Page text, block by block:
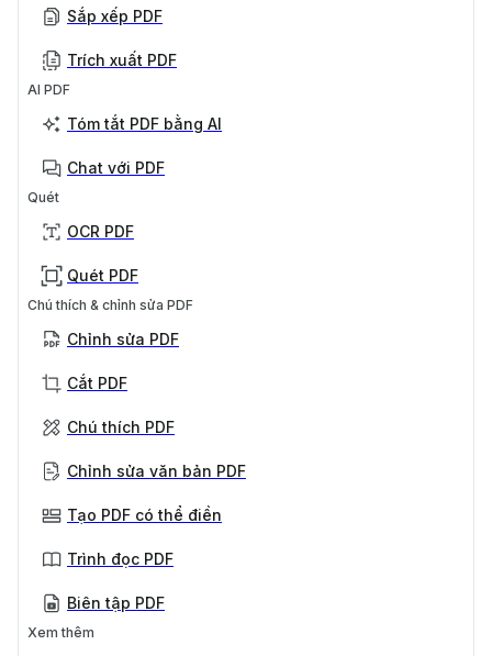
Sắp xếp PDF
Trích xuất PDF
AI PDF
Tóm tắt PDF bằng AI
Chat với PDF
Quét
OCR PDF
Quét PDF
Chú thích & chỉnh sửa PDF
Chỉnh sửa PDF
Cắt PDF
Chú thích PDF
Chỉnh sửa văn bản PDF
Tạo PDF có thể điền
Trình đọc PDF
Biên tập PDF
Xem thêm